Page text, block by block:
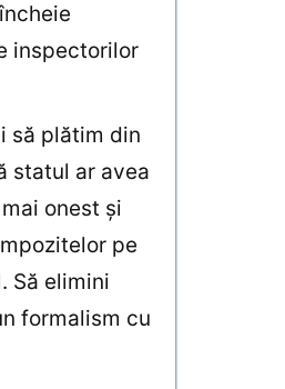
inspectorilor
să plătim din
statul ar avea
onest şi
pe
Să elimini
formalism cu